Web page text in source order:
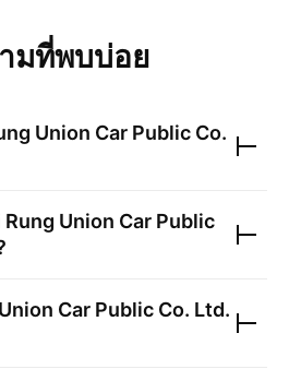
มที่พบบ่อย
Union Car Public Co.
Rung Union Car Public
Car Public Co. Ltd.